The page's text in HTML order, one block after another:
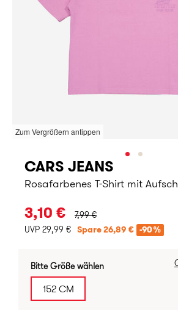
Zum Vergrößern antippen
CARS JEANS
Rosafarbenes T-Shirt mit
3,10 € URSPRÜNGLICHER PREIS:
7,99 €
UVP 29,99 €
Spare 26,89 € -90%
Bitte Größe wählen
152 CM